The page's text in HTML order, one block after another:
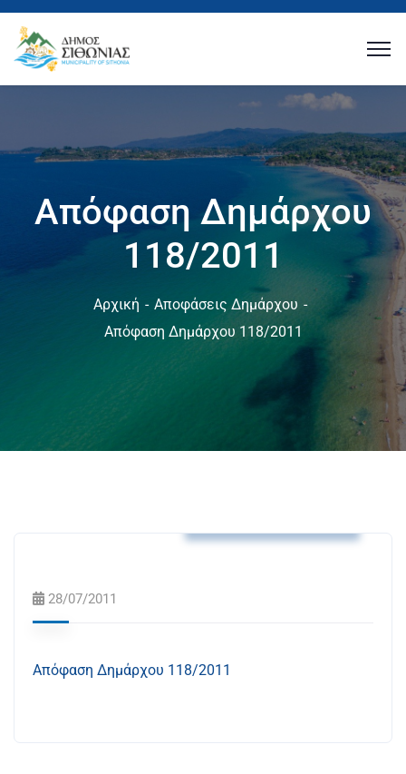
Απόφαση Δημάρχου
118/2011
Αρχική
Αποφάσεις Δημάρχου
Απόφαση Δημάρχου 118/2011
28/07/2011
Απόφαση Δημάρχου 118/2011